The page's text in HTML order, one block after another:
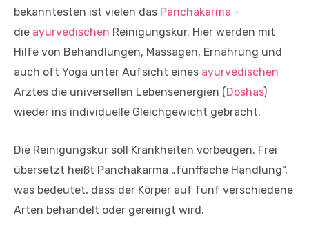
bekanntesten ist vielen das Panchakarma –
die ayurvedischen Reinigungskur. Hier werden mit
Hilfe von Behandlungen, Massagen, Ernährung und
auch oft Yoga unter Aufsicht eines ayurvedischen
Arztes die universellen Lebensenergien ( Doshas)
wieder ins individuelle Gleichgewicht gebracht.
Die Reinigungskur soll Krankheiten vorbeugen. Frei
übersetzt heißt Panchakarma „fünffache Handlung“,
was bedeutet, dass der Körper auf fünf verschiedene
Arten behandelt oder gereinigt wird.